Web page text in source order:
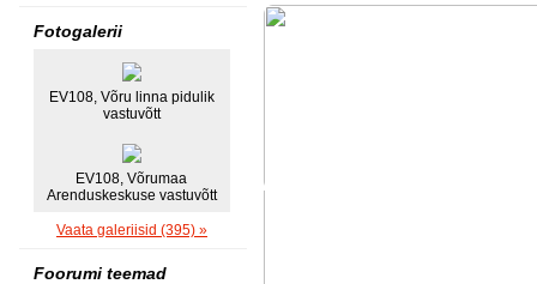
Fotogalerii
EV108, Võru linna pidulik
vastuvõtt
EV108, Võrumaa
Arenduskeskuse vastuvõtt
Vaata galeriisid (395) »
Foorumi teemad